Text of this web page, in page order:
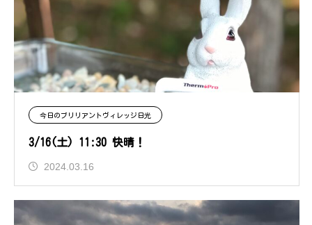
今日のブリリアントヴィレッジ日光
3/16(土) 11:30 快晴！
2024.03.16